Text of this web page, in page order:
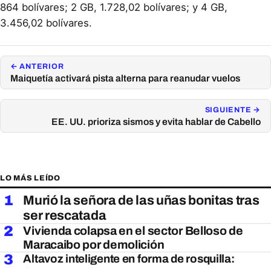
864 bolívares; 2 GB, 1.728,02 bolívares; y 4 GB,
3.456,02 bolívares.
← ANTERIOR
Maiquetía activará pista alterna para reanudar vuelos
SIGUIENTE →
EE. UU. prioriza sismos y evita hablar de Cabello
LO MÁS LEÍDO
1
Murió la señora de las uñas bonitas tras
ser rescatada
2
Vivienda colapsa en el sector Belloso de
Maracaibo por demolición
3
Altavoz inteligente en forma de rosquilla: